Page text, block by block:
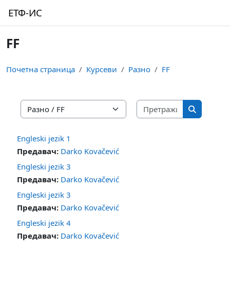
ЕТФ-ИС
FF
Почетна страница Курсеви Разно FF
Категорије курсева
Претражи
Претражи
Engleski jezik 1
Предавач: Darko Kovačević
Engleski jezik 3
Предавач: Darko Kovačević
Engleski jezik 3
Предавач: Darko Kovačević
Engleski jezik 4
Предавач: Darko Kovačević